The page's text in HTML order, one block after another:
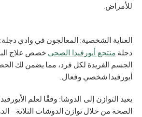
للأمراض.
العناية الشخصية: المعالجون في وادي
دجلة منتجع أيورفيدا الصحي خصص علاج
الجسم الفريدة لكل فرد، مما يضمن لك
أيورفيدا شخصي وفعال.
يعيد التوازن إلى الدوشا: وفقًا لعلم
الصحة من خلال توازن الدوشات الثلاثة -